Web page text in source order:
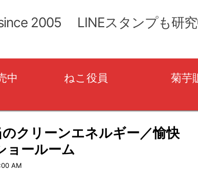
テ
へ
2005 LINEスタンプも研究
中 ねこ役員 菊芋
クリーンエネルギー／愉快
ョールーム
AM